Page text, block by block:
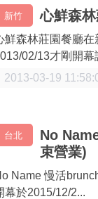
新竹 心鮮森
鮮森林莊園餐廳在
02/13才剛開
2013-03-19
台北
No
束營業)
Name 慢活
幕於2015/12/2...